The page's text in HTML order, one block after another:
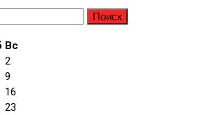
Вс
2
9
16
23